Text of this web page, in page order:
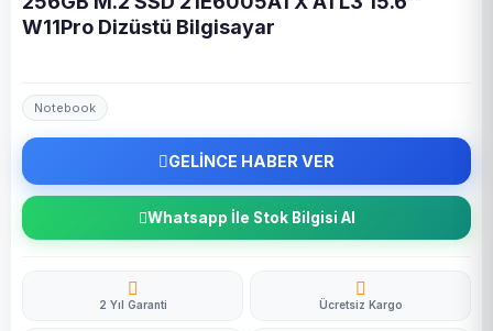
W11Pro Dizüstü Bilgisayar
Notebook
GELİNCE HABER VER
Whatsapp İle Stok Bilgisi Al
2 Yıl Garanti Ücretsiz Kargo